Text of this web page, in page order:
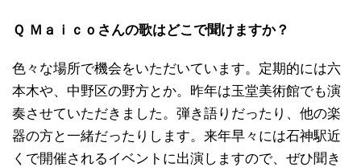
Ｑ Ｍａｉｃｏさんの歌はどこで聞けますか？
色々な場所で機会をいただいています。定期的には六
本木や、中野区の野方とか。昨年は玉堂美術館でも演
奏させていただきました。弾き語りだったり、他の楽
器の方と一緒だったりします。来年早々には石神駅近
くで開催されるイベントに出演しますので、ぜひ聞き